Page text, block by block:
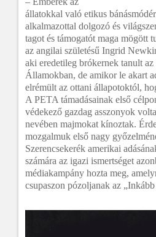
állatokkal való etikus
alkalmazottal dolgozó és
tagot és támogatót maga mögött
az angilai születésű Ingrid
aki eredetileg brókernek tanult
Államokban, de amikor le akart
elrémült az ottani állapotoktól,
A PETA támadásainak első
védekező gazdag asszonyok
nevében majmokat kínoztak.
mozgalmuk első nagy
Szerencsekerék amerikai
számára az igazi ismertséget
médiakampány hozta meg,
csupaszon pózoljanak az